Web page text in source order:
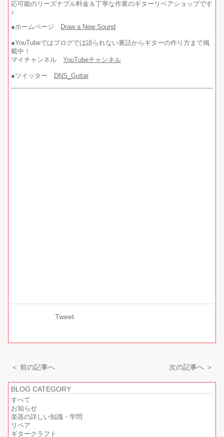
応可能のリーズナブル料金＆丁寧な作業のギターリペアショップです
♪
●ホームページ Draw a New Sound
●YouTubeではブログでは語られない裏話からギターの作り方まで掲
載中！
マイチャンネル YouTubeチャンネル
●ツイッター DNS_Guitar
Tweet
＜ 前の記事へ 次の記事へ ＞
BLOG CATEGORY
すべて
お知らせ
楽器の詳しい知識・学問
リペア
ギタークラフト